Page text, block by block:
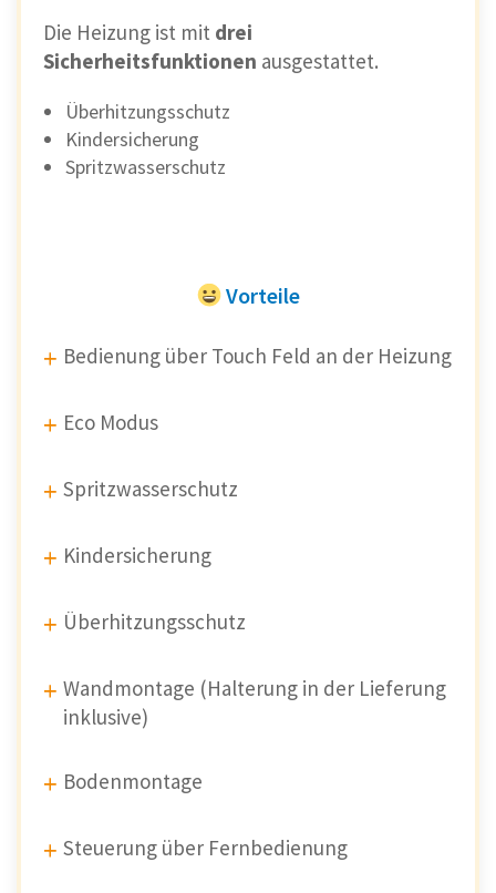
Die Heizung ist mit drei
Sicherheitsfunktionen ausgestattet.
Überhitzungsschutz
Kindersicherung
Spritzwasserschutz
Vorteile
Bedienung über Touch Feld an der Heizung
Eco Modus
Spritzwasserschutz
Kindersicherung
Überhitzungsschutz
Wandmontage (Halterung in der Lieferung
inklusive)
Bodenmontage
Steuerung über Fernbedienung